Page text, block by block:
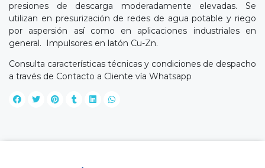
presiones de descarga moderadamente elevadas. Se
utilizan en presurización de redes de agua potable y riego
por aspersión así como en aplicaciones industriales en
general. Impulsores en latón Cu-Zn.
Consulta características técnicas y condiciones de despacho
a través de Contacto a Cliente vía Whatsapp